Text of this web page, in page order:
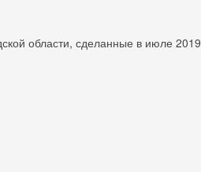
области, сделанные в июле 2019